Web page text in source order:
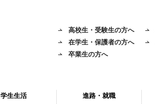
高校生・受験生の方へ
在学生・保護者の方へ
卒業生の方へ
学生生活 進路・就職